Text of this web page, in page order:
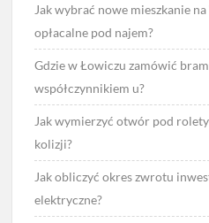
Jak wybrać nowe mieszkanie
opłacalne pod najem?
Gdzie w Łowiczu zamówić
współczynnikiem u?
Jak wymierzyć otwór pod
kolizji?
Jak obliczyć okres zwrotu
elektryczne?